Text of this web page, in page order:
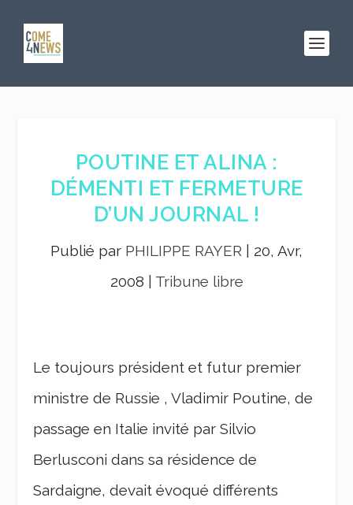
POUTINE ET ALINA :
DÉMENTI ET FERMETURE
D’UN JOURNAL !
Publié par PHILIPPE RAYER
20, Avr,
2008
Tribune libre
Le toujours président et futur premier
ministre de Russie , Vladimir Poutine, de
passage en Italie invité par Silvio
Berlusconi dans sa résidence de
Sardaigne, devait évoqué différents